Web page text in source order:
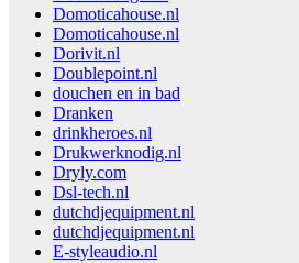
Domoticahouse.nl
Domoticahouse.nl
Dorivit.nl
Doublepoint.nl
douchen en in bad
Dranken
drinkheroes.nl
Drukwerknodig.nl
Dryly.com
Dsl-tech.nl
dutchdjequipment.nl
dutchdjequipment.nl
E-styleaudio.nl